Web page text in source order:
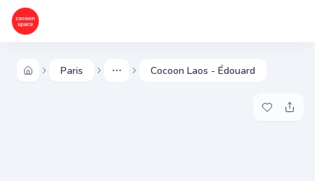
Paris More Cocoon Laos - Édouard
Ajouter à